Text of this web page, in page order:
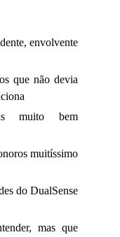
envolvente
que não devia
muito bem
muitíssimo
do DualSense
mas que